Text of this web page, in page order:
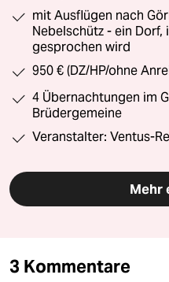
mit Ausflügen nach
Nebelschütz - ein
gesprochen wird
950 € (DZ/HP/ohne
4 Übernachtungen im
Brüdergemeine
Veranstalter: Ventus-
Mehr
3 Kommentare